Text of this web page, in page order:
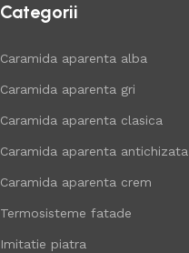
Categorii
Caramida aparenta alba
Caramida aparenta gri
Caramida aparenta clasica
Caramida aparenta antichizata
Caramida aparenta crem
Termosisteme fatade
Imitatie piatra